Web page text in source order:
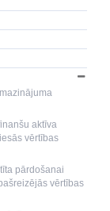
aktīva
vērtības
pārdošanai
vērtības